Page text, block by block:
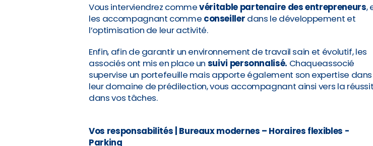
Vous interviendrez commevéritable partenaire des entrepreneurs,
les accompagnant comme conseiller dans le développement et
l’optimisation de leur activité.
Enfin, afin de garantir un environnement de travail sain et évolutif, les
associés ont mis en place un suivi personnalisé. Chaqueassocié
supervise un portefeuille mais apporte également son expertise dans
leur domaine de prédilection, vous accompagnant ainsi vers la
dans vos tâches.
Vos responsabilités | Bureaux modernes – Horaires flexibles -
Parking